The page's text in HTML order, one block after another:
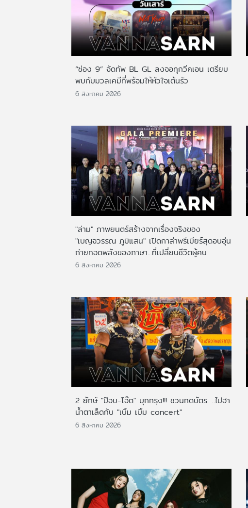
“ช่อง 9” จัดทัพ BL GL ลงจอทุกวีคเอน เตรียม
พบกับมวลเคมีที่พร้อมให้หัวใจเต้นรัว
6 สิงหาคม 2026
"ล่าม" ภาพยนตร์สร้างจากเรื่องจริงของ
"เบญจวรรณ ภูมิแสน" เปิดกาล่าพรีเมียร์สุดอบอุ่น
ถ่ายทอดพลังของภาษา...ที่เปลี่ยนชีวิตผู้คน
6 สิงหาคม 2026
2 ยักษ์ "ป๊อบ-โอ๊ต" บุกกรุง!!! ชวนกดบัตร. ..ไปฮา
น้ำตาเล็ดกับ "เบิ้ม เบิ้ม concert"
6 สิงหาคม 2026